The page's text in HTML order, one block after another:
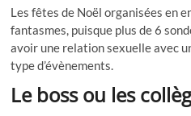
Les fêtes de Noël organisées en
fantasmes, puisque plus de 6
avoir une relation sexuelle avec
type d’évènements.
Le boss ou les